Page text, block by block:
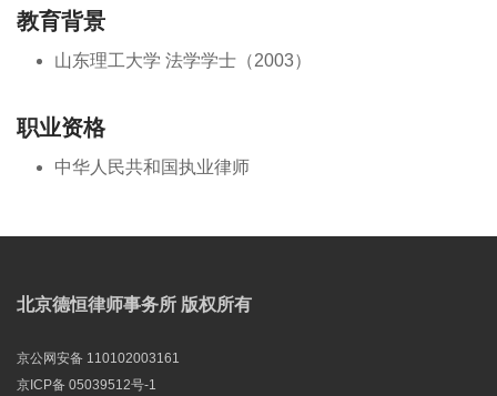
教育背景
山东理工大学 法学学士（2003）
职业资格
中华人民共和国执业律师
北京德恒律师事务所 版权所有
京公网安备 110102003161
京ICP备 05039512号-1